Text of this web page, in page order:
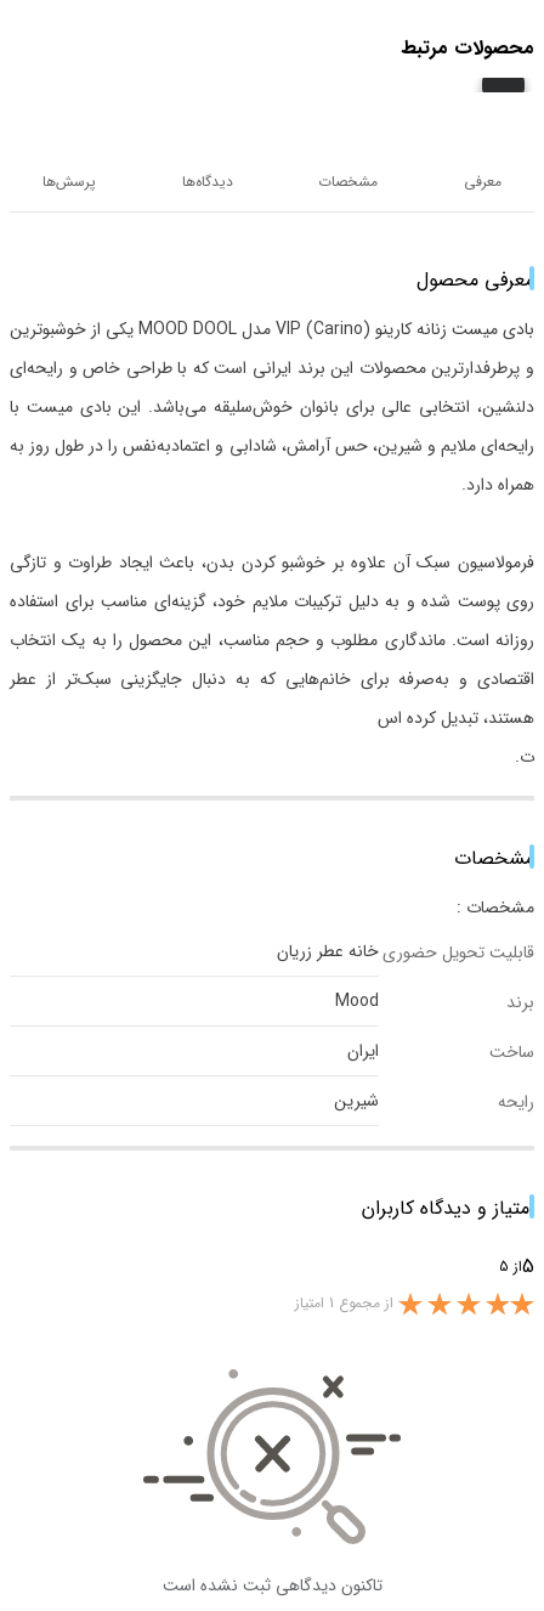
محصولات مرتبط
معرفی مشخصات دیدگاه‌ها پرسش‌ها
معرفی محصول
بادی میست زنانه کارینو (Carino) VIP مدل MOOD DOOL یکی از خوشبوترین
و پرطرفدارترین محصولات این برند ایرانی است که با طراحی خاص و رایحه‌ای
دلنشین، انتخابی عالی برای بانوان خوش‌سلیقه می‌باشد. این بادی میست با
رایحه‌ای ملایم و شیرین، حس آرامش، شادابی و اعتمادبه‌نفس را در طول روز به
همراه دارد.
فرمولاسیون سبک آن علاوه بر خوشبو کردن بدن، باعث ایجاد طراوت و تازگی
روی پوست شده و به دلیل ترکیبات ملایم خود، گزینه‌ای مناسب برای استفاده
روزانه است. ماندگاری مطلوب و حجم مناسب، این محصول را به یک انتخاب
اقتصادی و به‌صرفه برای خانم‌هایی که به دنبال جایگزینی سبک‌تر از عطر
هستند، تبدیل کرده اس
ت.
مشخصات
مشخصات :
قابلیت تحویل حضوریخانه عطر زریان
برند
Mood
ساخت
ایران
رایحه
شیرین
امتیاز و دیدگاه کاربران
5از 5
از مجموع 1 امتیاز
تاکنون دیدگاهی ثبت نشده است